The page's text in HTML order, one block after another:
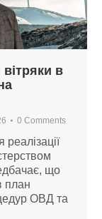
в
0 Comments
що
план
ОВД та